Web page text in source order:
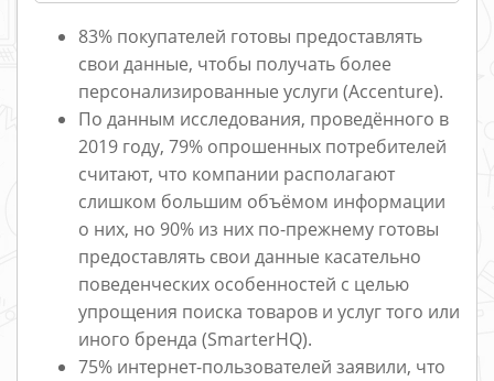
83% покупателей готовы предоставлять
свои данные, чтобы получать более
персонализированные услуги (Accenture).
По данным исследования, проведённого в
2019 году, 79% опрошенных потребителей
считают, что компании располагают
слишком большим объёмом информации
о них, но 90% из них по-прежнему готовы
предоставлять свои данные касательно
поведенческих особенностей с целью
упрощения поиска товаров и услуг того или
иного бренда (SmarterHQ).
75% интернет-пользователей заявили, что